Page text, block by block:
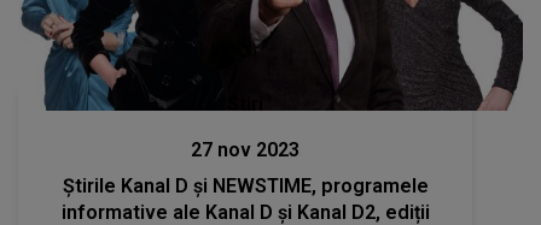
27 nov 2023
Știrile Kanal D și NEWSTIME, programele
informative ale Kanal D și Kanal D2, ediții